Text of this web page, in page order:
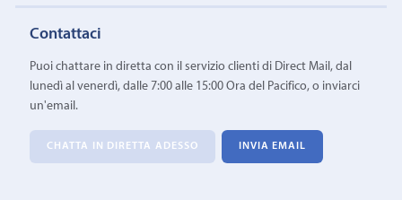
Contattaci
Puoi chattare in diretta con il servizio clienti di Direct Mail, dal
lunedì al venerdì, dalle 7:00 alle 15:00 Ora del Pacifico, o inviarci
un'email.
CHATTA IN DIRETTA ADESSO INVIA EMAIL